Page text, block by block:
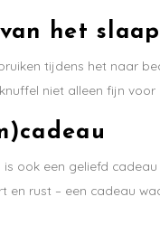
het
tijdens het naar
knuffel niet alleen fijn
is ook een geliefd
rust – een cadeau